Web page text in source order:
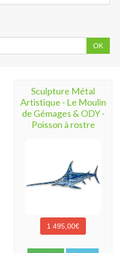
OK
Sculpture Métal
Artistique - Le Moulin
de Gémages & ODY -
Poisson à rostre
1 495,00€